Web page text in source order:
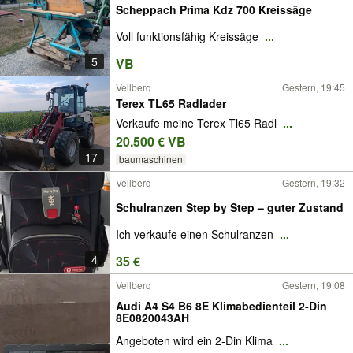
5
Scheppach Prima Kdz 700 Kreissäge
Voll funktionsfähig Kreissäge ...
VB
17
Vellberg Gestern, 19:45
Terex TL65 Radlader
Verkaufe meine Terex Tl65 Radl ...
20.500 € VB
baumaschinen
4
Vellberg Gestern, 19:32
Schulranzen Step by Step – guter Zustand
Ich verkaufe einen Schulranzen ...
35 €
Vellberg Gestern, 19:08
Audi A4 S4 B6 8E Klimabedienteil 2-Din
8E0820043AH
Angeboten wird ein 2-Din Klima ...